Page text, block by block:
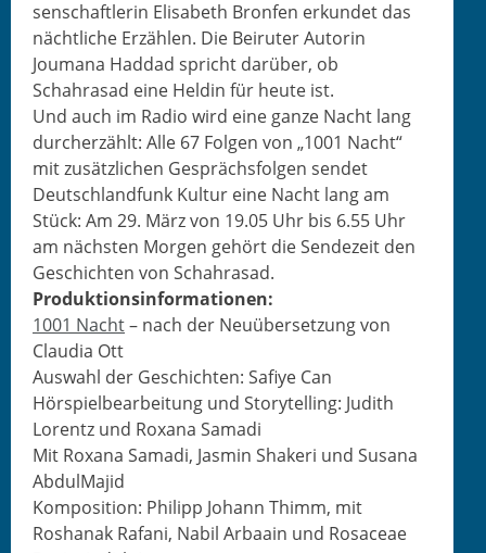
senschaft­lerin Elis­a­beth Bron­fen erkun­det das
nächtliche Erzählen. Die Beiruter Autorin
Joumana Had­dad spricht darüber, ob
Schahrasad eine Heldin für heute ist.
Und auch im Radio wird eine ganze Nacht lang
durcherzählt: Alle 67 Fol­gen von „1001 Nacht“
mit zusät­zlichen Gesprächs­fol­gen sendet
Deutsch­land­funk Kul­tur eine Nacht lang am
Stück: Am 29. März von 19.05 Uhr bis 6.55 Uhr
am näch­sten Mor­gen gehört die Sendezeit den
Geschicht­en von Schahrasad.
Pro­duk­tion­sin­for­ma­tio­nen:
1001 Nacht– nach der Neuüber­set­zung von
Clau­dia Ott
Auswahl der Geschicht­en: Safiye Can
Hör­spiel­bear­beitung und Sto­ry­telling: Judith
Lorentz und Rox­ana Samadi
Mit Rox­ana Sama­di, Jas­min Shak­eri und Susana
AbdulMajid
Kom­po­si­tion: Philipp Johann Thimm, mit
Roshanak Rafani, Nabil Arbaain und Rosaceae